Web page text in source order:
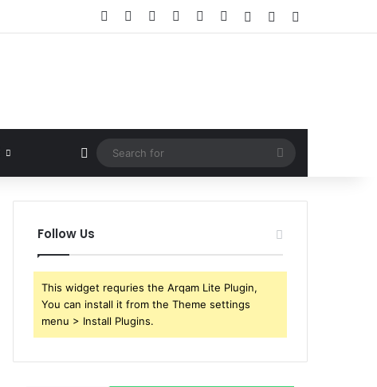
Facebook YouTubeInstagramTelegramWhatsApp
Log InRandom Article
Random Article
for
Follow Us
This widget requries the Arqam Lite Plugin,
You can install it from the Theme settings
menu > Install Plugins.